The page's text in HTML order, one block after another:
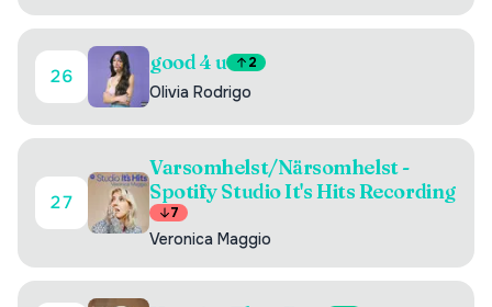
26
good 4 u 2
Olivia Rodrigo
27
Varsomhelst/Närsomhelst -
Spotify Studio It's Hits Recording
7
Veronica Maggio